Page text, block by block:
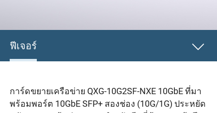
ฟีเจอร์
การ์ดขยายเครือข่าย QXG-10G2SF-NXE 10GbE ที่มา
พร้อมพอร์ต 10GbE SFP+ สองช่อง (10G/1G) ประหยัด